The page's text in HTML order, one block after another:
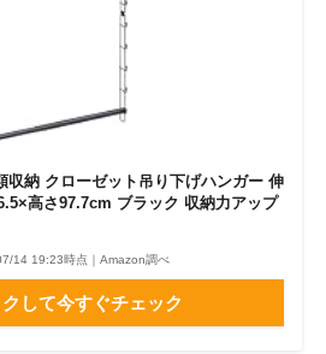
納 クローゼット吊り下げハンガー 伸
高さ97.7cm ブラック 収納力アップ
14 19:23時点｜Amazon調べ
して今すぐチェック